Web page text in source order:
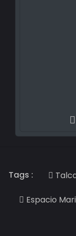
Tags :
Espacio